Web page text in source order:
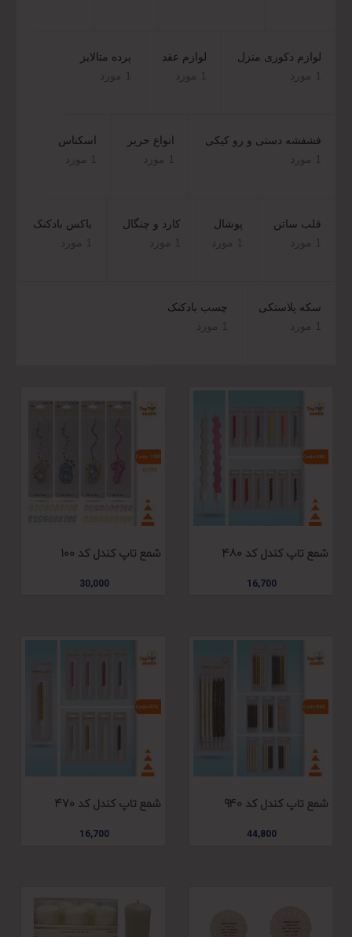
لوازم دکوری منزل
1 مورد
لوازم عقد
1 مورد
پرده متالایز
1 مورد
فشفشه دستی و رو کیکی
1 مورد
انواع حریر
1 مورد
اسکناس
1 مورد
قلب ساتن
1 مورد
پوشال
1 مورد
کارد و چنگال
1 مورد
باکس بادکنک
1 مورد
سکه پلاستکی
1 مورد
چسب بادکنک
1 مورد
شمع تاپ کندل کد 480
16,700
شمع تاپ کندل کد 100
30,000
شمع تاپ کندل کد 940
44,800
شمع تاپ کندل کد 470
16,700